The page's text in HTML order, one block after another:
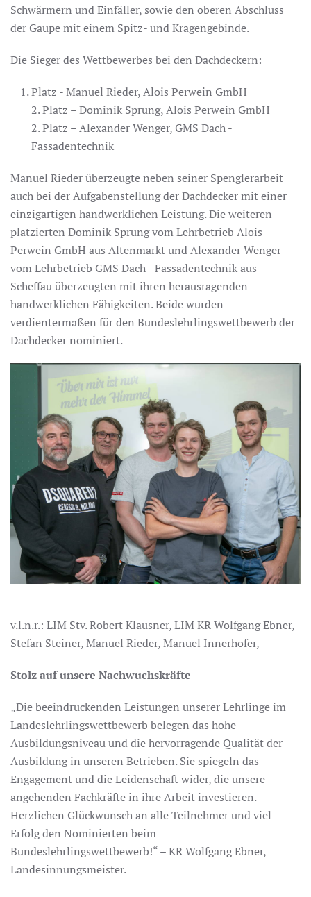
Schwärmern und Einfäller, sowie den oberen Abschluss
der Gaupe mit einem Spitz- und Kragengebinde.
Die Sieger des Wettbewerbes bei den Dachdeckern:
Platz - Manuel Rieder, Alois Perwein GmbH
2. Platz – Dominik Sprung, Alois Perwein GmbH
2. Platz – Alexander Wenger, GMS Dach -
Fassadentechnik
Manuel Rieder überzeugte neben seiner Spenglerarbeit
auch bei der Aufgabenstellung der Dachdecker mit einer
einzigartigen handwerklichen Leistung. Die weiteren
platzierten Dominik Sprung vom Lehrbetrieb Alois
Perwein GmbH aus Altenmarkt und Alexander Wenger
vom Lehrbetrieb GMS Dach - Fassadentechnik aus
Scheffau überzeugten mit ihren herausragenden
handwerklichen Fähigkeiten. Beide wurden
verdientermaßen für den Bundeslehrlingswettbewerb der
Dachdecker nominiert.
v.l.n.r.: LIM Stv. Robert Klausner, LIM KR Wolfgang Ebner,
Stefan Steiner, Manuel Rieder, Manuel Innerhofer,
Stolz auf unsere Nachwuchskräfte
„Die beeindruckenden Leistungen unserer Lehrlinge im
Landeslehrlingswettbewerb belegen das hohe
Ausbildungsniveau und die hervorragende Qualität der
Ausbildung in unseren Betrieben. Sie spiegeln das
Engagement und die Leidenschaft wider, die unsere
angehenden Fachkräfte in ihre Arbeit investieren.
Herzlichen Glückwunsch an alle Teilnehmer und viel
Erfolg den Nominierten beim
Bundeslehrlingswettbewerb!“ – KR Wolfgang Ebner,
Landesinnungsmeister.